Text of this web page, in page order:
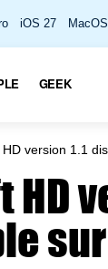
iOS 27
GEEK
version 1.1